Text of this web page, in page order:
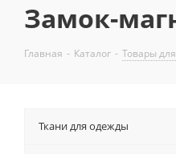
Замок-
Главная - Каталог - Товары
Ткани для одежды